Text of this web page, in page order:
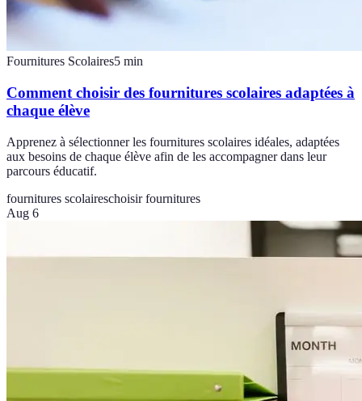
Fournitures Scolaires5 min
Comment choisir des fournitures scolaires adaptées à
chaque élève
Apprenez à sélectionner les fournitures scolaires idéales, adaptées
aux besoins de chaque élève afin de les accompagner dans leur
parcours éducatif.
fournitures scolaireschoisir fournitures
Aug 6